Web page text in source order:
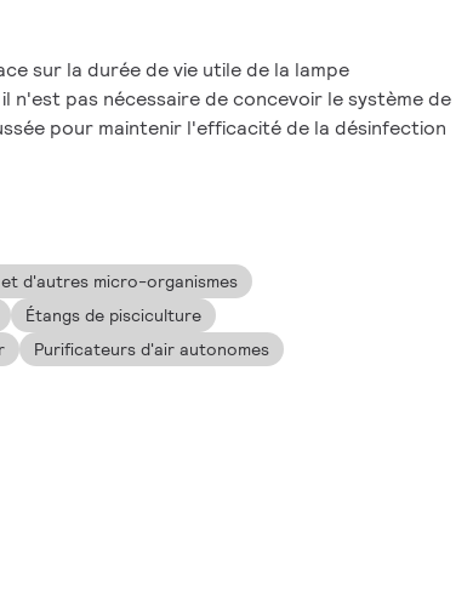
sur la durée de vie utile de la lampe
n'est pas nécessaire de concevoir le système de
pour maintenir l'efficacité de la désinfection
d'autres micro-organismes
Étangs de pisciculture
Purificateurs d'air autonomes